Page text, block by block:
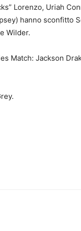
Lorenzo, Uriah
hanno sconfitto
Wilder.
Match: Jackson